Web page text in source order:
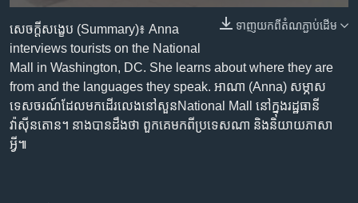
ទំព័រ​
រចនា
សម្ព័ន្ធ​
រំលង​
និង​
ចូល​
ទៅ​
កាន់​
កម្មវិធីទាំងអស់
Khmer English
បណ្តាញ​សង្គម
ទាញ​យក​ពី​តំណភ្ជាប់​ដើម
សេចក្តីសង្ខេប (Summary)៖ Anna
interviews tourists on the National
Mall in Washington, DC. She learns about where they are
from and the languages they speak. អាណា (Anna) សម្ភាស​
ទេសចរណ៍​ដែល​មក​ដើរ​លេង​នៅ​សួនNational Mall នៅក្នុង​រដ្ឋធានី​
វ៉ាស៊ីនតោន។ នាង​បាន​ដឹង​ថា ពួកគេ​មកពី​ប្រទេស​ណា និង​និយាយ​ភាសា​
អ្វី៕